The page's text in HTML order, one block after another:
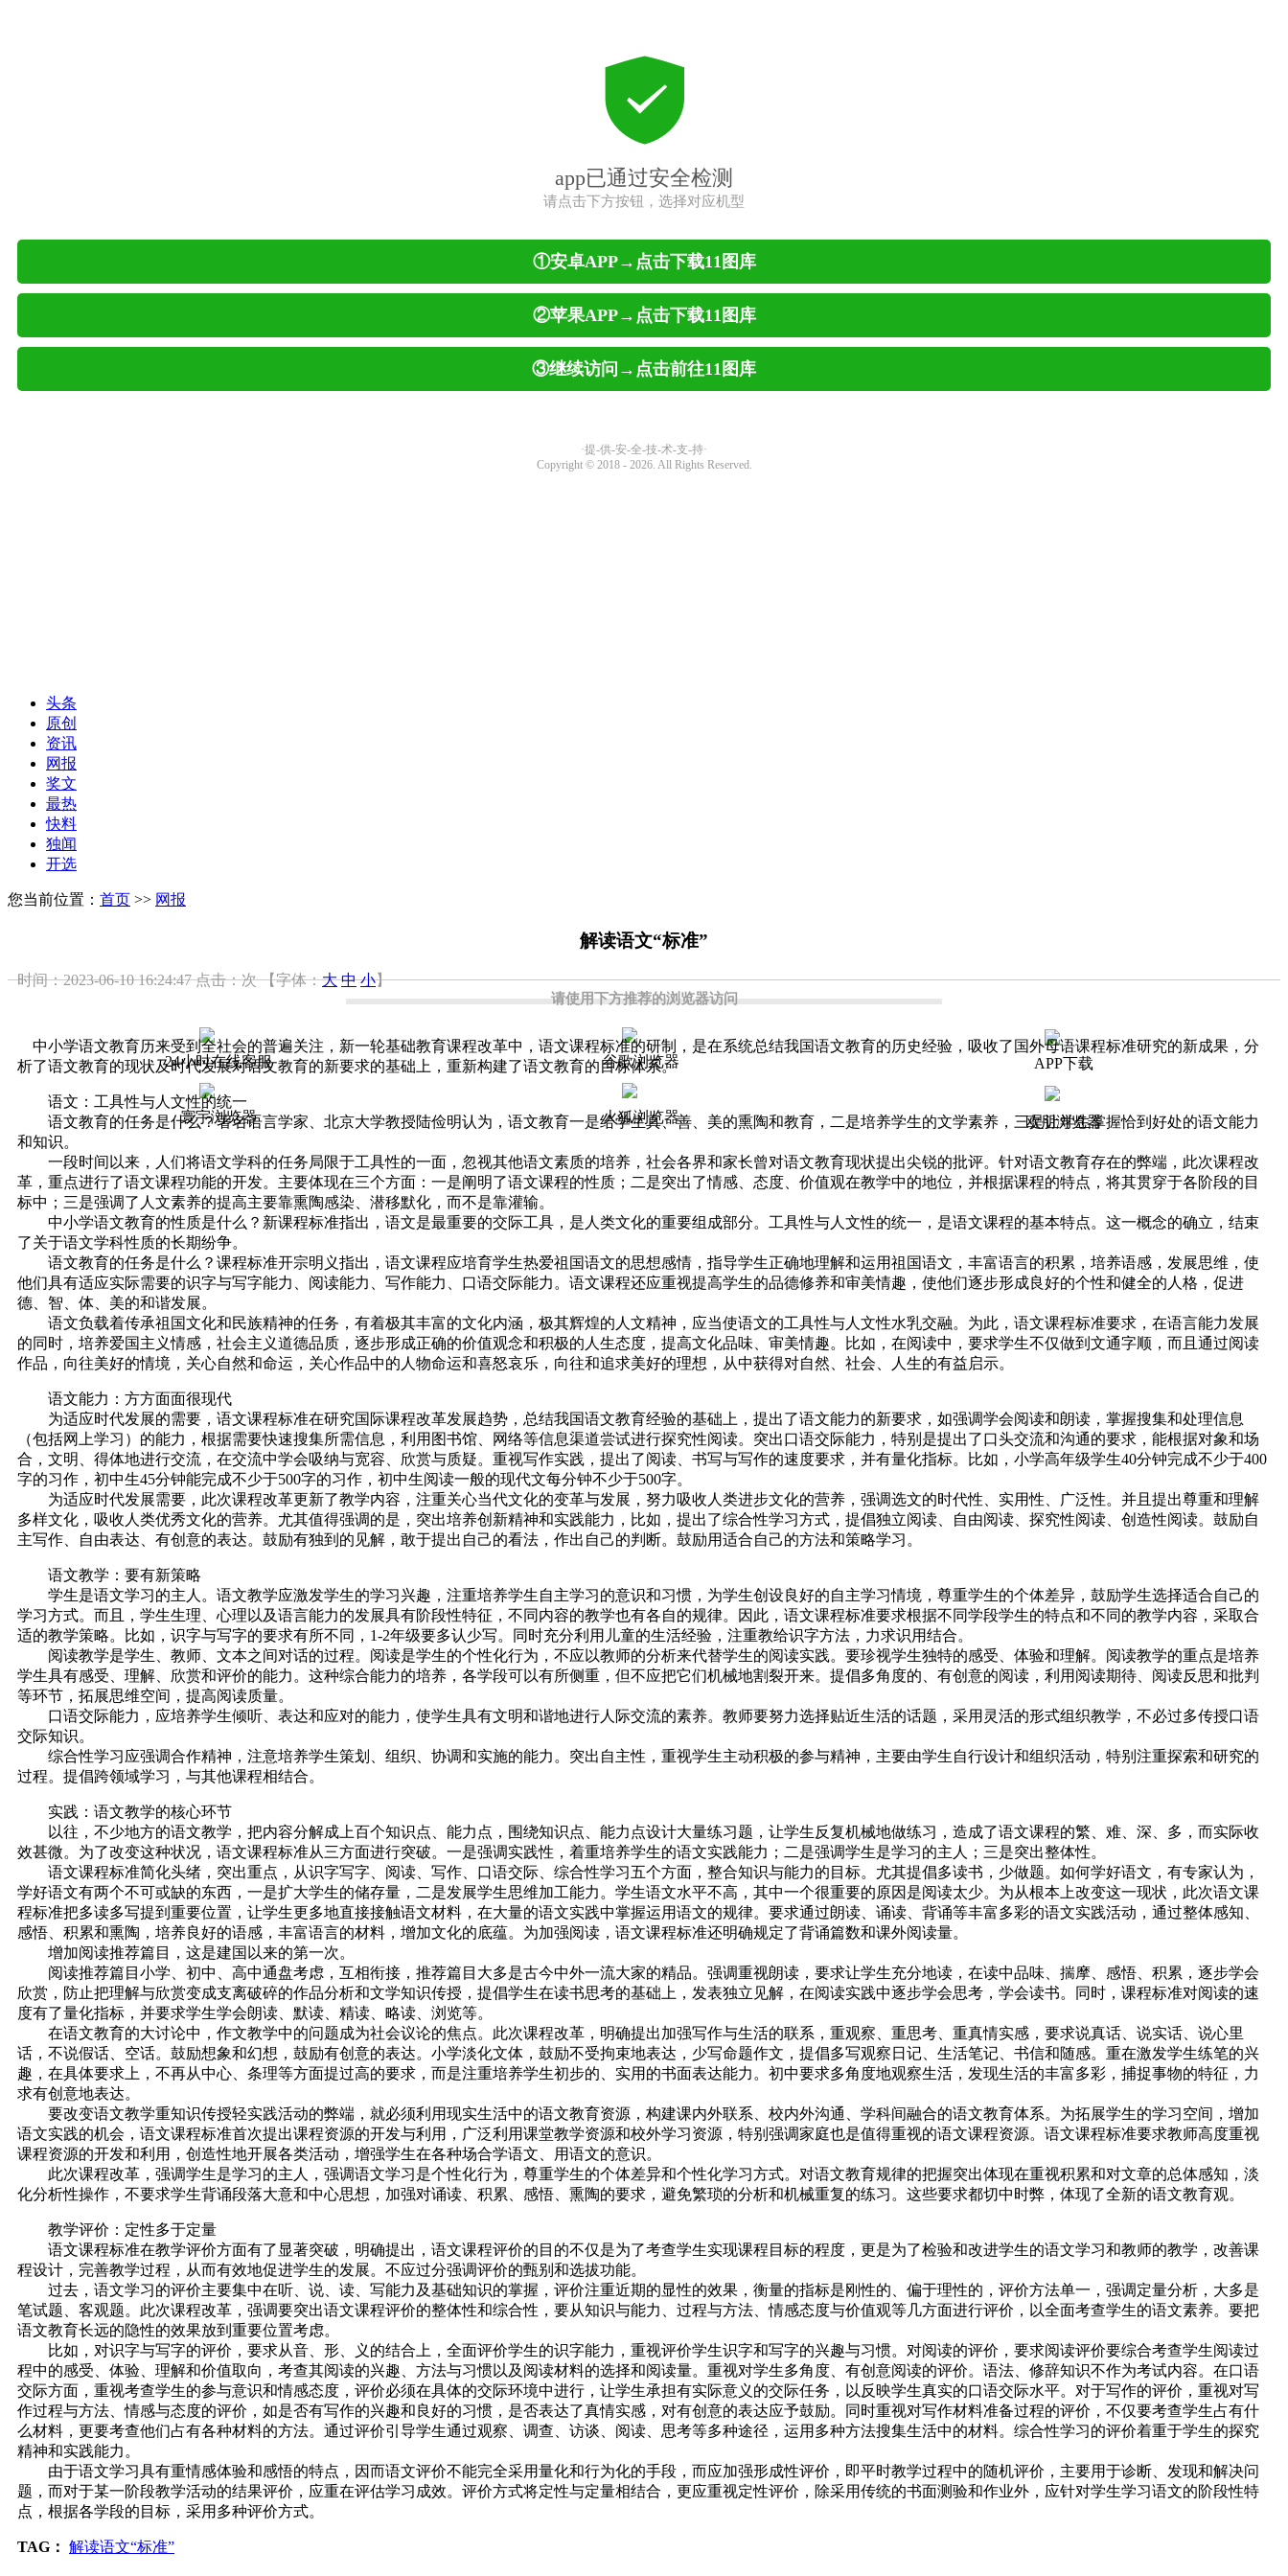
请使用下方推荐的浏览器访问
24小时在线客服 谷歌浏览器 APP下载
寰宇浏览器 火狐浏览器 欧朋浏览器
头条
原创
资讯
网报
奖文
最热
快料
独闻
开选
您当前位置： 首页 >> 网报
解读语文“标准”
时间：2023-06-10 16:24:47点击：次 【字体：大 中 小】
中小学语文教育历来受到全社会的普遍关注，新一轮基础教育课程改革中，语文课程标准的研制，是在系统总结我国语文教育的历史经验，吸收了国外母语课程标准研究的新成果，分
析了语文教育的现状及时代发展对语文教育的新要求的基础上，重新构建了语文教育的目标体系。
语文：工具性与人文性的统一
语文教育的任务是什么？著名语言学家、北京大学教授陆俭明认为，语文教育一是给学生真、善、美的熏陶和教育，二是培养学生的文学素养，三是让学生掌握恰到好处的语文能力
和知识。
一段时间以来，人们将语文学科的任务局限于工具性的一面，忽视其他语文素质的培养，社会各界和家长曾对语文教育现状提出尖锐的批评。针对语文教育存在的弊端，此次课程改
革，重点进行了语文课程功能的开发。主要体现在三个方面：一是阐明了语文课程的性质；二是突出了情感、态度、价值观在教学中的地位，并根据课程的特点，将其贯穿于各阶段的目
标中；三是强调了人文素养的提高主要靠熏陶感染、潜移默化，而不是靠灌输。
中小学语文教育的性质是什么？新课程标准指出，语文是最重要的交际工具，是人类文化的重要组成部分。工具性与人文性的统一，是语文课程的基本特点。这一概念的确立，结束
了关于语文学科性质的长期纷争。
语文教育的任务是什么？课程标准开宗明义指出，语文课程应培育学生热爱祖国语文的思想感情，指导学生正确地理解和运用祖国语文，丰富语言的积累，培养语感，发展思维，使
他们具有适应实际需要的识字与写字能力、阅读能力、写作能力、口语交际能力。语文课程还应重视提高学生的品德修养和审美情趣，使他们逐步形成良好的个性和健全的人格，促进
德、智、体、美的和谐发展。
语文负载着传承祖国文化和民族精神的任务，有着极其丰富的文化内涵，极其辉煌的人文精神，应当使语文的工具性与人文性水乳交融。为此，语文课程标准要求，在语言能力发展
的同时，培养爱国主义情感，社会主义道德品质，逐步形成正确的价值观念和积极的人生态度，提高文化品味、审美情趣。比如，在阅读中，要求学生不仅做到文通字顺，而且通过阅读
作品，向往美好的情境，关心自然和命运，关心作品中的人物命运和喜怒哀乐，向往和追求美好的理想，从中获得对自然、社会、人生的有益启示。
语文能力：方方面面很现代
为适应时代发展的需要，语文课程标准在研究国际课程改革发展趋势，总结我国语文教育经验的基础上，提出了语文能力的新要求，如强调学会阅读和朗读，掌握搜集和处理信息
（包括网上学习）的能力，根据需要快速搜集所需信息，利用图书馆、网络等信息渠道尝试进行探究性阅读。突出口语交际能力，特别是提出了口头交流和沟通的要求，能根据对象和场
合，文明、得体地进行交流，在交流中学会吸纳与宽容、欣赏与质疑。重视写作实践，提出了阅读、书写与写作的速度要求，并有量化指标。比如，小学高年级学生40分钟完成不少于400
字的习作，初中生45分钟能完成不少于500字的习作，初中生阅读一般的现代文每分钟不少于500字。
为适应时代发展需要，此次课程改革更新了教学内容，注重关心当代文化的变革与发展，努力吸收人类进步文化的营养，强调选文的时代性、实用性、广泛性。并且提出尊重和理解
多样文化，吸收人类优秀文化的营养。尤其值得强调的是，突出培养创新精神和实践能力，比如，提出了综合性学习方式，提倡独立阅读、自由阅读、探究性阅读、创造性阅读。鼓励自
主写作、自由表达、有创意的表达。鼓励有独到的见解，敢于提出自己的看法，作出自己的判断。鼓励用适合自己的方法和策略学习。
语文教学：要有新策略
学生是语文学习的主人。语文教学应激发学生的学习兴趣，注重培养学生自主学习的意识和习惯，为学生创设良好的自主学习情境，尊重学生的个体差异，鼓励学生选择适合自己的
学习方式。而且，学生生理、心理以及语言能力的发展具有阶段性特征，不同内容的教学也有各自的规律。因此，语文课程标准要求根据不同学段学生的特点和不同的教学内容，采取合
适的教学策略。比如，识字与写字的要求有所不同，1-2年级要多认少写。同时充分利用儿童的生活经验，注重教给识字方法，力求识用结合。
阅读教学是学生、教师、文本之间对话的过程。阅读是学生的个性化行为，不应以教师的分析来代替学生的阅读实践。要珍视学生独特的感受、体验和理解。阅读教学的重点是培养
学生具有感受、理解、欣赏和评价的能力。这种综合能力的培养，各学段可以有所侧重，但不应把它们机械地割裂开来。提倡多角度的、有创意的阅读，利用阅读期待、阅读反思和批判
等环节，拓展思维空间，提高阅读质量。
口语交际能力，应培养学生倾听、表达和应对的能力，使学生具有文明和谐地进行人际交流的素养。教师要努力选择贴近生活的话题，采用灵活的形式组织教学，不必过多传授口语
交际知识。
综合性学习应强调合作精神，注意培养学生策划、组织、协调和实施的能力。突出自主性，重视学生主动积极的参与精神，主要由学生自行设计和组织活动，特别注重探索和研究的
过程。提倡跨领域学习，与其他课程相结合。
实践：语文教学的核心环节
以往，不少地方的语文教学，把内容分解成上百个知识点、能力点，围绕知识点、能力点设计大量练习题，让学生反复机械地做练习，造成了语文课程的繁、难、深、多，而实际收
效甚微。为了改变这种状况，语文课程标准从三方面进行突破。一是强调实践性，着重培养学生的语文实践能力；二是强调学生是学习的主人；三是突出整体性。
语文课程标准简化头绪，突出重点，从识字写字、阅读、写作、口语交际、综合性学习五个方面，整合知识与能力的目标。尤其提倡多读书，少做题。如何学好语文，有专家认为，
学好语文有两个不可或缺的东西，一是扩大学生的储存量，二是发展学生思维加工能力。学生语文水平不高，其中一个很重要的原因是阅读太少。为从根本上改变这一现状，此次语文课
程标准把多读多写提到重要位置，让学生更多地直接接触语文材料，在大量的语文实践中掌握运用语文的规律。要求通过朗读、诵读、背诵等丰富多彩的语文实践活动，通过整体感知、
感悟、积累和熏陶，培养良好的语感，丰富语言的材料，增加文化的底蕴。为加强阅读，语文课程标准还明确规定了背诵篇数和课外阅读量。
增加阅读推荐篇目，这是建国以来的第一次。
阅读推荐篇目小学、初中、高中通盘考虑，互相衔接，推荐篇目大多是古今中外一流大家的精品。强调重视朗读，要求让学生充分地读，在读中品味、揣摩、感悟、积累，逐步学会
欣赏，防止把理解与欣赏变成支离破碎的作品分析和文学知识传授，提倡学生在读书思考的基础上，发表独立见解，在阅读实践中逐步学会思考，学会读书。同时，课程标准对阅读的速
度有了量化指标，并要求学生学会朗读、默读、精读、略读、浏览等。
在语文教育的大讨论中，作文教学中的问题成为社会议论的焦点。此次课程改革，明确提出加强写作与生活的联系，重观察、重思考、重真情实感，要求说真话、说实话、说心里
话，不说假话、空话。鼓励想象和幻想，鼓励有创意的表达。小学淡化文体，鼓励不受拘束地表达，少写命题作文，提倡多写观察日记、生活笔记、书信和随感。重在激发学生练笔的兴
趣，在具体要求上，不再从中心、条理等方面提过高的要求，而是注重培养学生初步的、实用的书面表达能力。初中要求多角度地观察生活，发现生活的丰富多彩，捕捉事物的特征，力
求有创意地表达。
要改变语文教学重知识传授轻实践活动的弊端，就必须利用现实生活中的语文教育资源，构建课内外联系、校内外沟通、学科间融合的语文教育体系。为拓展学生的学习空间，增加
语文实践的机会，语文课程标准首次提出课程资源的开发与利用，广泛利用课堂教学资源和校外学习资源，特别强调家庭也是值得重视的语文课程资源。语文课程标准要求教师高度重视
课程资源的开发和利用，创造性地开展各类活动，增强学生在各种场合学语文、用语文的意识。
此次课程改革，强调学生是学习的主人，强调语文学习是个性化行为，尊重学生的个体差异和个性化学习方式。对语文教育规律的把握突出体现在重视积累和对文章的总体感知，淡
化分析性操作，不要求学生背诵段落大意和中心思想，加强对诵读、积累、感悟、熏陶的要求，避免繁琐的分析和机械重复的练习。这些要求都切中时弊，体现了全新的语文教育观。
教学评价：定性多于定量
语文课程标准在教学评价方面有了显著突破，明确提出，语文课程评价的目的不仅是为了考查学生实现课程目标的程度，更是为了检验和改进学生的语文学习和教师的教学，改善课
程设计，完善教学过程，从而有效地促进学生的发展。不应过分强调评价的甄别和选拔功能。
过去，语文学习的评价主要集中在听、说、读、写能力及基础知识的掌握，评价注重近期的显性的效果，衡量的指标是刚性的、偏于理性的，评价方法单一，强调定量分析，大多是
笔试题、客观题。此次课程改革，强调要突出语文课程评价的整体性和综合性，要从知识与能力、过程与方法、情感态度与价值观等几方面进行评价，以全面考查学生的语文素养。要把
语文教育长远的隐性的效果放到重要位置考虑。
比如，对识字与写字的评价，要求从音、形、义的结合上，全面评价学生的识字能力，重视评价学生识字和写字的兴趣与习惯。对阅读的评价，要求阅读评价要综合考查学生阅读过
程中的感受、体验、理解和价值取向，考查其阅读的兴趣、方法与习惯以及阅读材料的选择和阅读量。重视对学生多角度、有创意阅读的评价。语法、修辞知识不作为考试内容。在口语
交际方面，重视考查学生的参与意识和情感态度，评价必须在具体的交际环境中进行，让学生承担有实际意义的交际任务，以反映学生真实的口语交际水平。对于写作的评价，重视对写
作过程与方法、情感与态度的评价，如是否有写作的兴趣和良好的习惯，是否表达了真情实感，对有创意的表达应予鼓励。同时重视对写作材料准备过程的评价，不仅要考查学生占有什
么材料，更要考查他们占有各种材料的方法。通过评价引导学生通过观察、调查、访谈、阅读、思考等多种途径，运用多种方法搜集生活中的材料。综合性学习的评价着重于学生的探究
精神和实践能力。
由于语文学习具有重情感体验和感悟的特点，因而语文评价不能完全采用量化和行为化的手段，而应加强形成性评价，即平时教学过程中的随机评价，主要用于诊断、发现和解决问
题，而对于某一阶段教学活动的结果评价，应重在评估学习成效。评价方式将定性与定量相结合，更应重视定性评价，除采用传统的书面测验和作业外，应针对学生学习语文的阶段性特
点，根据各学段的目标，采用多种评价方式。
TAG： 解读语文“标准”